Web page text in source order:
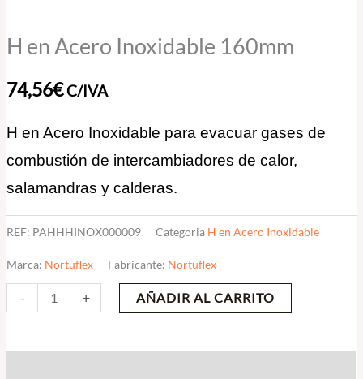
H en Acero Inoxidable 160mm
74,56€C/IVA
H en Acero Inoxidable para evacuar gases de
combustión de intercambiadores de calor,
salamandras y calderas.
REF: PAHHHINOX000009 Categoria H en Acero Inoxidable
Marca: Nortuflex Fabricante: Nortuflex
-
Acero
160mm
+ AÑADIR AL CARRITO